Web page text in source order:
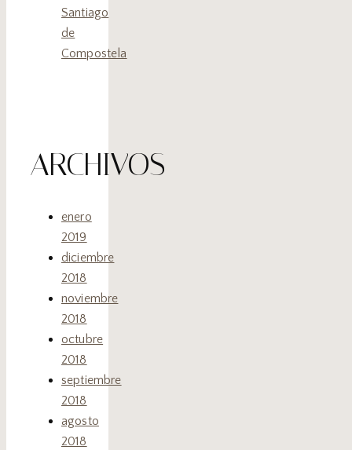
Santiago
de
Compostela
ARCHIVOS
enero
2019
diciembre
2018
noviembre
2018
octubre
2018
septiembre
2018
agosto
2018